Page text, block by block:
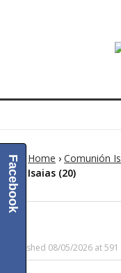
Home › Comunión
Isaias (20)
Published 08/05/2026 at591
Facebook